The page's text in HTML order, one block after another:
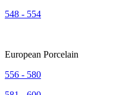
548 - 554
European Porcelain
556 - 580